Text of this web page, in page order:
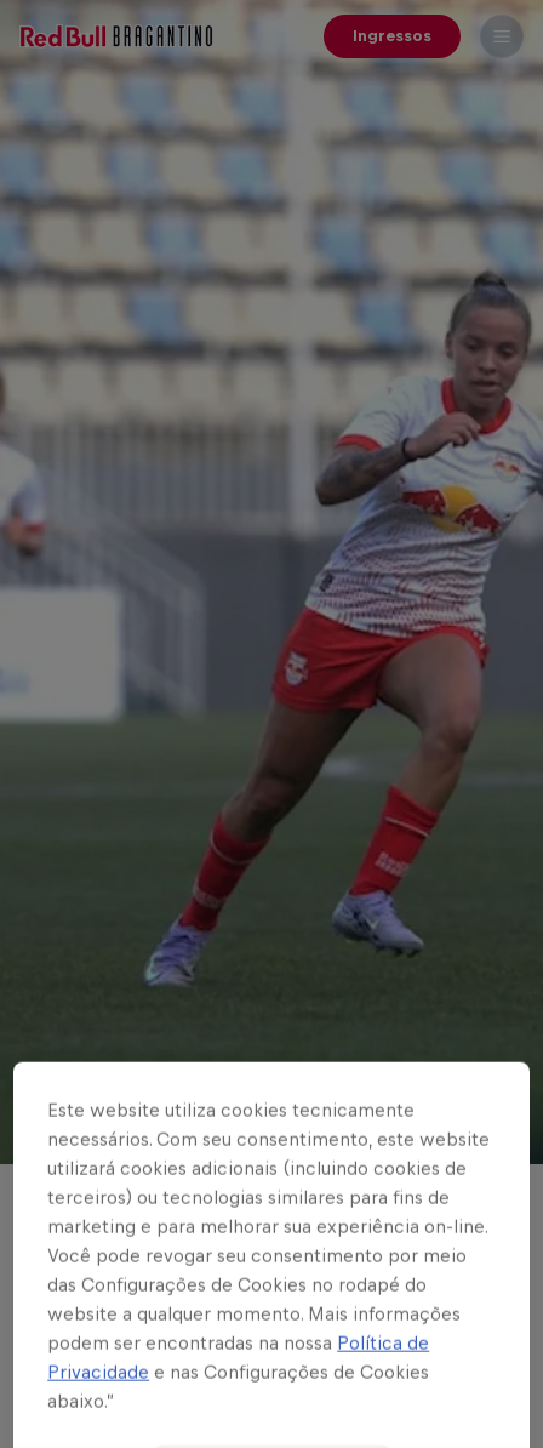
Ingressos
© Red Bull Bragantino
BASE FEMININA
Bragantinas encaram
o Centro Olímpico
pelo Paulista Sub-20
Este website utiliza cookies tecnicamente
necessários. Com seu consentimento, este website
utilizará cookies adicionais (incluindo cookies de
terceiros) ou tecnologias similares para fins de
marketing e para melhorar sua experiência on-line.
Você pode revogar seu consentimento por meio
das Configurações de Cookies no rodapé do
website a qualquer momento. Mais informações
podem ser encontradas na nossa Política de
Privacidade e nas Configurações de Cookies
abaixo.”